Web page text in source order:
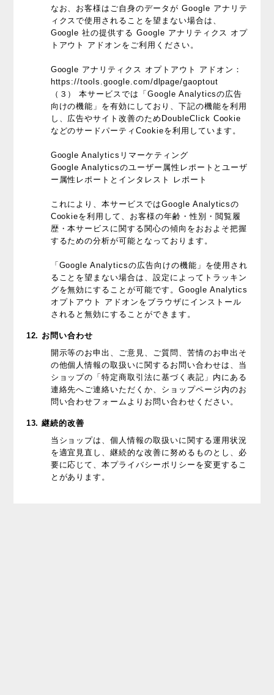
なお、お客様はご自身のデータが Google アナリテ
ィクスで使用されることを望まない場合は、
Google 社の提供する Google アナリティクス オプ
トアウト アドオンをご利用ください。
Google アナリティクス オプトアウト アドオン：
https://tools.google.com/dlpage/gaoptout
（３） 本サービスでは「Google Analyticsの広告
向けの機能」を有効にしており、下記の機能を利用
し、広告やサイト改善のためDoubleClick Cookie
などのサードパーティCookieを利用しています。
Google Analyticsリマーケティング
Google Analyticsのユーザー属性レポートとユーザ
ー属性レポートとインタレスト レポート
これにより、本サービスではGoogle Analyticsの
Cookieを利用して、お客様の年齢・性別・閲覧履
歴・本サービスに関する関心の傾向をおおよそ把握
するための分析が可能となっております。
「Google Analyticsの広告向けの機能」を使用され
ることを望まない場合は、設定によってトラッキン
グを無効にすることが可能です。Google Analytics
オプトアウト アドオンをブラウザにインストール
されると無効にすることができます。
12. お問い合わせ
開示等のお申出、ご意見、ご質問、苦情のお申出そ
の他個人情報の取扱いに関するお問い合わせは、当
ショップの「特定商取引法に基づく表記」内にある
連絡先へご連絡いただくか、ショップページ内のお
問い合わせフォームよりお問い合わせください。
13. 継続的改善
当ショップは、個人情報の取扱いに関する運用状況
を適宜見直し、継続的な改善に努めるものとし、必
要に応じて、本プライバシーポリシーを変更するこ
とがあります。